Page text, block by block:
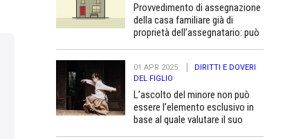
Provvedimento di assegnazione
della casa familiare già di
proprietà dell’assegnatario: può
01 APR 2025
DIRITTI E DOVERI
DEL FIGLIO
L’ascolto del minore non può
essere l’elemento esclusivo in
base al quale valutare il suo